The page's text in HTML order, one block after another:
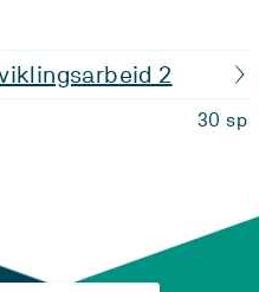
2
30 sp